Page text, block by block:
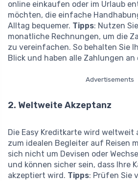
online einkaufen oder im Urlaub
möchten, die einfache
Alltag bequemer. Tipps: Nutzen
monatliche Rechnungen, um die
zu vereinfachen. So behalten Sie
Blick und haben alle Zahlungen an
Advertisements
2. Weltweite Akzeptanz
Die Easy Kreditkarte wird weltweit
zum idealen Begleiter auf Reisen
sich nicht um Devisen oder
und können sicher sein, dass Ihre
akzeptiert wird. Tipps: Prüfen Sie